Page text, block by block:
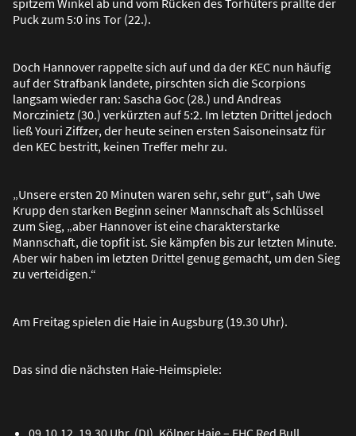
Puck zum 5:0 ins Tor (22.).
Doch Hannover rappelte sich auf und da der KEC nun häufig
auf der Strafbank landete, pirschten sich die Scorpions
langsam wieder ran: Sascha Goc (28.) und Andreas
Morczinietz (30.) verkürzten auf 5:2. Im letzten Drittel jedoch
ließYouri Ziffzer, der heute seinen ersten Saisoneinsatz für
den KEC bestritt, keinen Treffer mehr zu.
„Unsere ersten 20 Minuten waren sehr, sehr gut“, sah Uwe
Krupp den starken Beginn seiner Mannschaft als Schlüssel
zum Sieg, „aber Hannover ist eine charakterstarke
Mannschaft, die topfit ist. Sie kämpfen bis zur letzten Minute.
Aber wir haben im letzten Drittel genug gemacht, um den Sieg
zu verteidigen.“
Am Freitag spielen die Haie in Augsburg (19.30 Uhr).
Das sind die nächsten Haie-Heimspiele:
09.10.12, 19.30 Uhr (DI), Kölner Haie – EHC Red Bull